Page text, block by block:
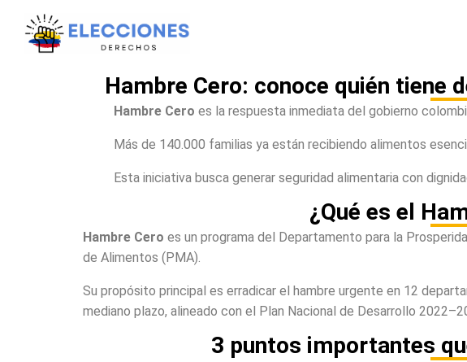
Hambre Cero: conoce quién tiene
Hambre Cero es la respuesta inmediata del gobierno
Más de 140.000 familias ya están recibiendo alimentos
Esta iniciativa busca generar seguridad alimentaria con
¿Qué es el
Hambre Cero es un programa del Departamento para la
de Alimentos (PMA).
Su propósito principal es erradicar el hambre urgente en 12
mediano plazo, alineado con el Plan Nacional de Desarrollo
3 puntos importantes